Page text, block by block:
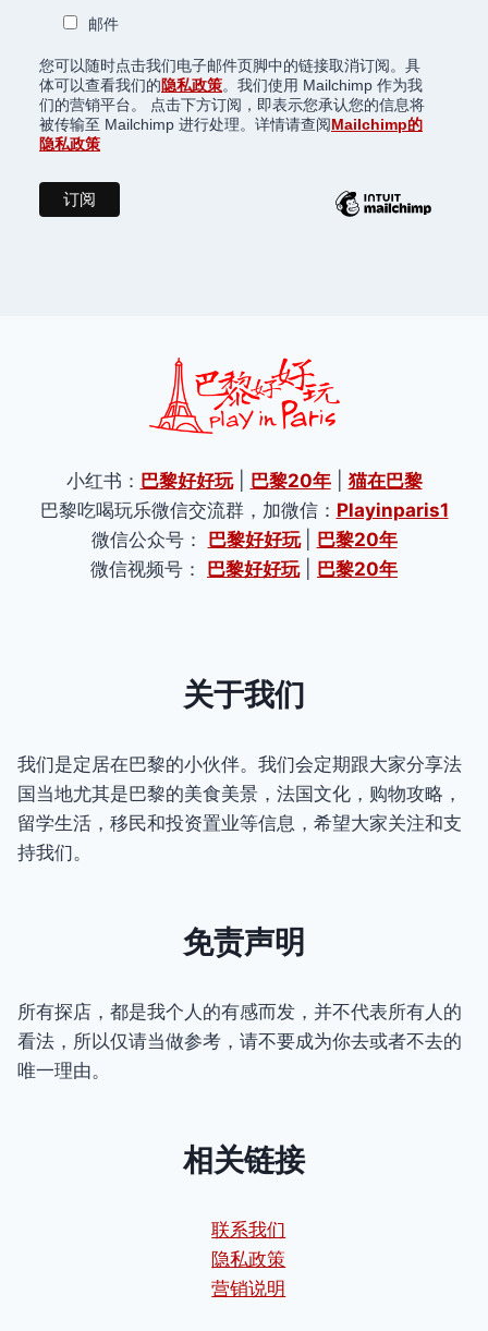
邮件
您可以随时点击我们电子邮件页脚中的链接取消订阅。具
体可以查看我们的隐私政策。我们使用 Mailchimp 作为我
们的营销平台。 点击下方订阅，即表示您承认您的信息将
被传输至 Mailchimp 进行处理。详情请查阅Mailchimp的
隐私政策
小红书： 巴黎好好玩| 巴黎20年| 猫在巴黎
巴黎吃喝玩乐微信交流群，加微信： Playinparis1
微信公众号： 巴黎好好玩
巴黎20年
微信视频号： 巴黎好好玩| 巴黎20年
关于我们
我们是定居在巴黎的小伙伴。我们会定期跟大家分享法
国当地尤其是巴黎的美食美景，法国文化，购物攻略，
留学生活，移民和投资置业等信息，希望大家关注和支
持我们。
免责声明
所有探店，都是我个人的有感而发，并不代表所有人的
看法，所以仅请当做参考，请不要成为你去或者不去的
唯一理由。
相关链接
联系我们
隐私政策
营销说明